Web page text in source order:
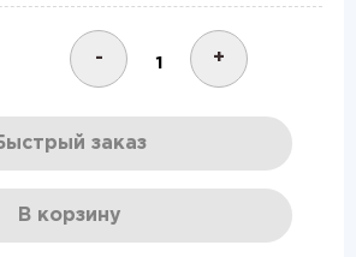
- +
заказ
В корзину